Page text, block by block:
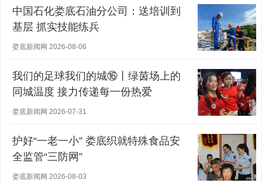
中国石化娄底石油分公司：送培训到
基层 抓实技能练兵
娄底新闻网 2026-08-06
我们的足球我们的城⑯丨绿茵场上的
同城温度 接力传递每一份热爱
娄底新闻网 2026-07-31
护好“一老一小” 娄底织就特殊食品安
全监管“三防网”
娄底新闻网 2026-08-03